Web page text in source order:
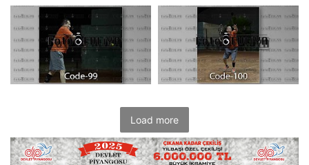
Load more